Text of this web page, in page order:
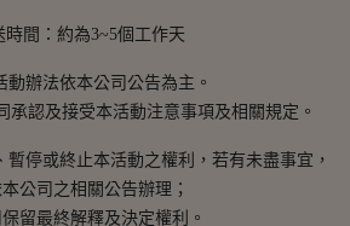
時間：約為3~5個工作天
動辦法依本公司公告為主。
承認及接受本活動注意事項及相關規定。
暫停或終止本活動之權利，若有未盡事宜，
公司之相關公告辦理；
留最終解釋及決定權利。